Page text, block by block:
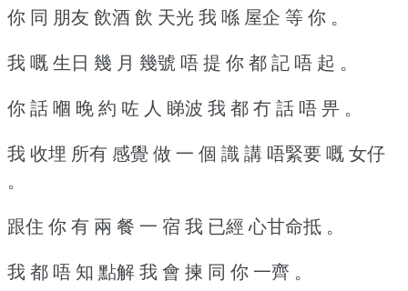
你 同 朋友 飲酒 飲 天光 我 喺 屋企 等 你 。
我 嘅 生日 幾 月 幾號 唔 提 你 都 記 唔 起 。
你 話 嗰 晚 約 咗 人 睇波 我 都 冇 話 唔 畀 。
我 收埋 所有 感覺 做 一 個 識 講 唔緊要 嘅 女仔
。
跟住 你 有 兩 餐 一 宿 我 已經 心甘命抵 。
我 都 唔 知 點解 我 會 揀 同 你 一齊 。